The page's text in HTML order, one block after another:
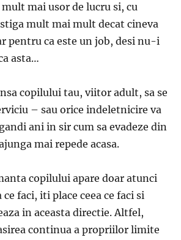
mai usor de lucru si, cu
mult mai mult decat cineva
pentru ca este un job, desi nu-i
asta…
copilului tau, viitor adult, sa se
– sau orice indeletnicire va
ani in sir cum sa evadeze din
mai repede acasa.
copilului apare doar atunci
faci, iti place ceea ce faci si
in aceasta directie. Altfel,
continua a propriilor limite